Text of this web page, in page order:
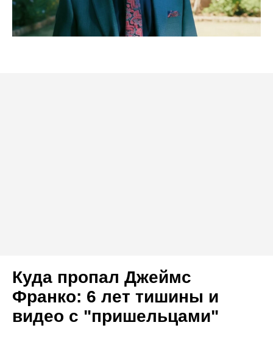
Куда пропал Джеймс
Франко: 6 лет тишины и
видео с "пришельцами"